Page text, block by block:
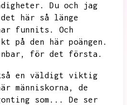
Du och jag
här så länge
funnits.
Och
på den här poängen.
för det första.
en väldigt viktig
människorna,
de
som...
De ser